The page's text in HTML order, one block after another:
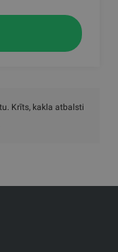
Krīts, kakla atbalsti